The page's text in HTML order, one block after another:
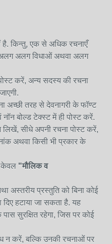
है. किन्तु, एक से अधिक रचनाएँ
अलग अलग विधाओं अथवा अलग
करें, अन्य सदस्य की रचना
अच्छी तरह से देवनागरी के फॉण्ट
बोल्ड टेक्स्ट में ही पोस्ट करें.
सीधे अपनी रचना पोस्ट करें,
अथवा किसी भी प्रकार के
केवल "मौलिक व
अस्तरीय प्रस्तुति को बिना कोई
दिए हटाया जा सकता है. यह
सुरक्षित रहेगा, जिस पर कोई
न करें, बल्कि उनकी रचनाओं पर